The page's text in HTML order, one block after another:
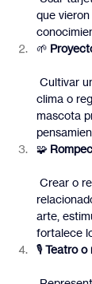
que
🌱
clima o
mascota
🧩
arte,
fortalece
🎙️ Teatro o